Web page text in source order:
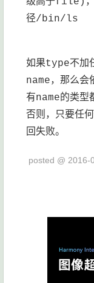
径/bin/ls
如果type不加
name，那么会
有name的类型
否则，只要任
回失败。
posted @ 2016-